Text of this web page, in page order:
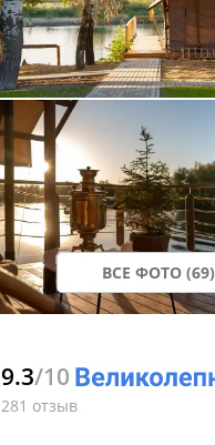
ВСЕ ФОТО (69)
9.3/10
281 отзыв